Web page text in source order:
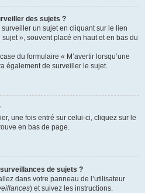
des sujets ?
un sujet en cliquant sur le lien
», souvent placé en haut et en bas du
du formulaire « M’avertir lorsqu’une
également de surveiller le sujet.
une fois entré sur celui-ci, cliquez sur le
en bas de page.
de sujets ?
dans votre panneau de l’utilisateur
) et suivez les instructions.